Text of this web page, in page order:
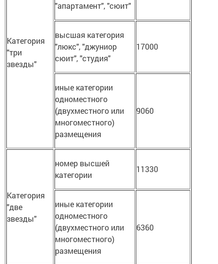
Категория
"три
звезды"
"апартамент", "сюит"
высшая категория
"люкс", "джуниор
сюит", "студия"
17000
иные категории
одноместного
(двухместного или
многоместного)
размещения
9060
Категория
"две
звезды"
номер высшей
категории
11330
иные категории
одноместного
(двухместного или
многоместного)
размещения
6360